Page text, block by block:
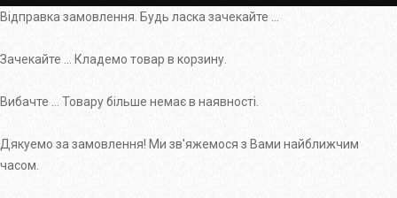
Відправка замовлення. Будь ласка зачекайте ...
Зачекайте ... Кладемо товар в корзину.
Вибачте ... Товару більше немає в наявності.
Дякуемо за замовлення! Ми зв'яжемося з Вами найближчим
часом.